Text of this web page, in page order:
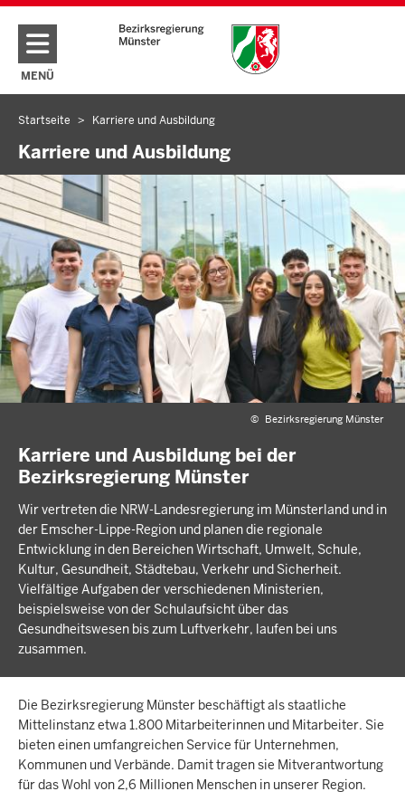
Direkt zum Inhalt
MENÜ
NAVIGATION AKTIVIEREN/DEAKTIVIEREN: HAUPTMENÜ
Sie
befinden
hier
Startseite Karriere und Ausbildung
Karriere und Ausbildung
© Bezirksregierung Münster
Karriere und Ausbildung bei der
Bezirksregierung Münster
Wir vertreten die NRW-Landesregierung im Münsterland und in
der Emscher-Lippe-Region und planen die regionale
Entwicklung in den Bereichen Wirtschaft, Umwelt, Schule,
Kultur, Gesundheit, Städtebau, Verkehr und Sicherheit.
Vielfältige Aufgaben der verschiedenen Ministerien,
beispielsweise von der Schulaufsicht über das
Gesundheitswesen bis zum Luftverkehr, laufen bei uns
zusammen.
Die Bezirksregierung Münster beschäftigt als staatliche
Mittelinstanz etwa 1.800 Mitarbeiterinnen und Mitarbeiter. Sie
bieten einen umfangreichen Service für Unternehmen,
Kommunen und Verbände. Damit tragen sie Mitverantwortung
für das Wohl von 2,6 Millionen Menschen in unserer Region.